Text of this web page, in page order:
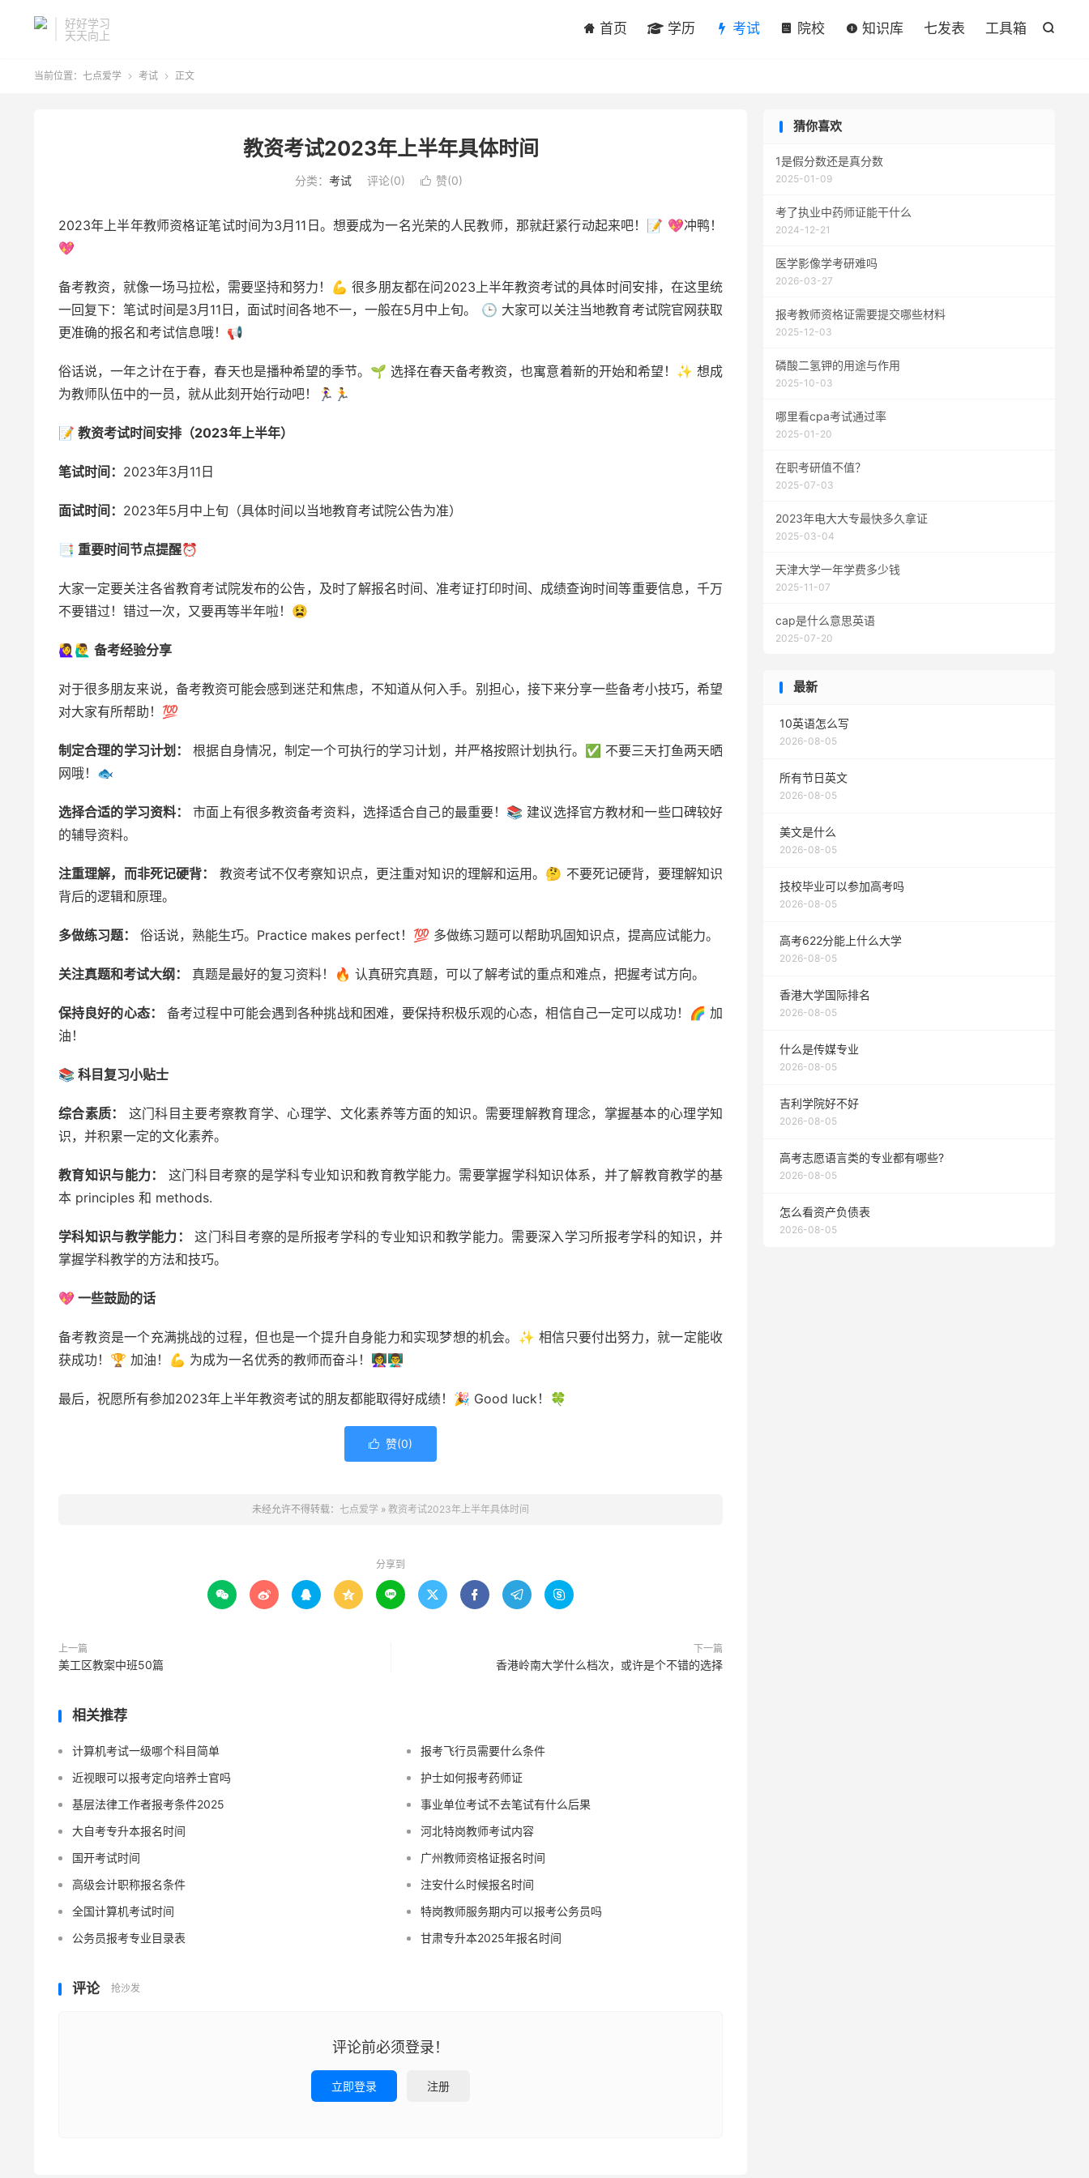
好好学习
天天向上

首页 学历 考试 院校 知识库 七发表 工具箱
当前位置： 七点爱学  考试  正文
教资考试2023年上半年具体时间
分类： 考试 评论(0)  赞(0)
2023年上半年教师资格证笔试时间为3月11日。想要成为一名光荣的人民教师，那就赶紧行动起来吧！📝 💖冲鸭！
💖
备考教资，就像一场马拉松，需要坚持和努力！💪 很多朋友都在问2023上半年教资考试的具体时间安排，在这里统
一回复下：笔试时间是3月11日，面试时间各地不一，一般在5月中上旬。 🕒 大家可以关注当地教育考试院官网获取
更准确的报名和考试信息哦！📢
俗话说，一年之计在于春，春天也是播种希望的季节。🌱 选择在春天备考教资，也寓意着新的开始和希望！✨ 想成
为教师队伍中的一员，就从此刻开始行动吧！🏃‍♀️🏃
📝 教资考试时间安排（2023年上半年）
笔试时间： 2023年3月11日
面试时间： 2023年5月中上旬（具体时间以当地教育考试院公告为准）
📑 重要时间节点提醒⏰
大家一定要关注各省教育考试院发布的公告，及时了解报名时间、准考证打印时间、成绩查询时间等重要信息，千万
不要错过！错过一次，又要再等半年啦！😫
🙋‍♀️🙋‍♂️ 备考经验分享
对于很多朋友来说，备考教资可能会感到迷茫和焦虑，不知道从何入手。别担心，接下来分享一些备考小技巧，希望
对大家有所帮助！💯
制定合理的学习计划：
根据自身情况，制定一个可执行的学习计划，并严格按照计划执行。✅ 不要三天打鱼两天晒
网哦！🐟
选择合适的学习资料：
市面上有很多教资备考资料，选择适合自己的最重要！📚 建议选择官方教材和一些口碑较好
的辅导资料。
注重理解，而非死记硬背：
教资考试不仅考察知识点，更注重对知识的理解和运用。🤔 不要死记硬背，要理解知识
背后的逻辑和原理。
多做练习题： 俗话说，熟能生巧。Practice makes perfect！💯 多做练习题可以帮助巩固知识点，提高应试能力。
关注真题和考试大纲： 真题是最好的复习资料！🔥 认真研究真题，可以了解考试的重点和难点，把握考试方向。
保持良好的心态：
备考过程中可能会遇到各种挑战和困难，要保持积极乐观的心态，相信自己一定可以成功！🌈 加
油！
📚 科目复习小贴士
综合素质：
这门科目主要考察教育学、心理学、文化素养等方面的知识。需要理解教育理念，掌握基本的心理学知
识，并积累一定的文化素养。
教育知识与能力：
这门科目考察的是学科专业知识和教育教学能力。需要掌握学科知识体系，并了解教育教学的基
本 principles 和 methods.
学科知识与教学能力：
这门科目考察的是所报考学科的专业知识和教学能力。需要深入学习所报考学科的知识，并
掌握学科教学的方法和技巧。
💖 一些鼓励的话
备考教资是一个充满挑战的过程，但也是一个提升自身能力和实现梦想的机会。✨ 相信只要付出努力，就一定能收
获成功！🏆 加油！💪 为成为一名优秀的教师而奋斗！👩‍🏫👨‍🏫
最后，祝愿所有参加2023年上半年教资考试的朋友都能取得好成绩！🎉 Good luck！🍀
 赞(0)
未经允许不得转载： 七点爱学 » 教资考试2023年上半年具体时间
分享到
        
上一篇
美工区教案中班50篇
下一篇
香港岭南大学什么档次，或许是个不错的选择
相关推荐
计算机考试一级哪个科目简单
报考飞行员需要什么条件
近视眼可以报考定向培养士官吗
护士如何报考药师证
基层法律工作者报考条件2025
事业单位考试不去笔试有什么后果
大自考专升本报名时间
河北特岗教师考试内容
国开考试时间
广州教师资格证报名时间
高级会计职称报名条件
注安什么时候报名时间
全国计算机考试时间
特岗教师服务期内可以报考公务员吗
公务员报考专业目录表
甘肃专升本2025年报名时间
评论 抢沙发
评论前必须登录！
立即登录 注册
猜你喜欢
1是假分数还是真分数
2025-01-09
考了执业中药师证能干什么
2024-12-21
医学影像学考研难吗
2026-03-27
报考教师资格证需要提交哪些材料
2025-12-03
磷酸二氢钾的用途与作用
2025-10-03
哪里看cpa考试通过率
2025-01-20
在职考研值不值？
2025-07-03
2023年电大大专最快多久拿证
2025-03-04
天津大学一年学费多少钱
2025-11-07
cap是什么意思英语
2025-07-20
最新
10英语怎么写
2026-08-05
所有节日英文
2026-08-05
美文是什么
2026-08-05
技校毕业可以参加高考吗
2026-08-05
高考622分能上什么大学
2026-08-05
香港大学国际排名
2026-08-05
什么是传媒专业
2026-08-05
吉利学院好不好
2026-08-05
高考志愿语言类的专业都有哪些?
2026-08-05
怎么看资产负债表
2026-08-05